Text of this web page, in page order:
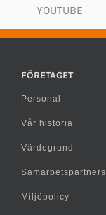
YOUTUBE
FÖRETAGET
Personal
Vår historia
Värdegrund
Samarbetspartners
Miljöpolicy